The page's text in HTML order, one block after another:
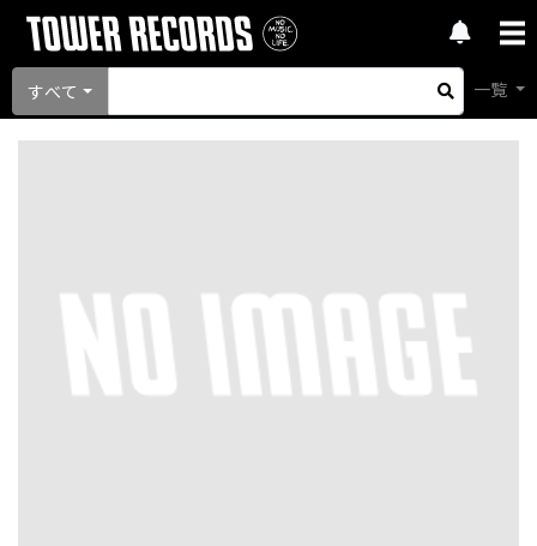
すべて 一覧